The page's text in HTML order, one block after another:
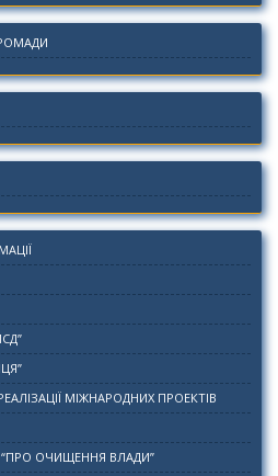
МІЖНАРОДНИХ ПРОЕКТІВ
ОЧИЩЕННЯ ВЛАДИ”